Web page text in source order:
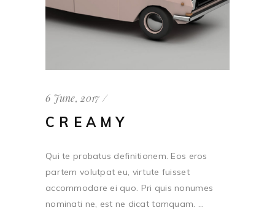
6 June, 2017
CREAMY
Qui te probatus definitionem. Eos eros
partem volutpat eu, virtute fuisset
accommodare ei quo. Pri quis nonumes
nominati ne, est ne dicat tamquam. ...